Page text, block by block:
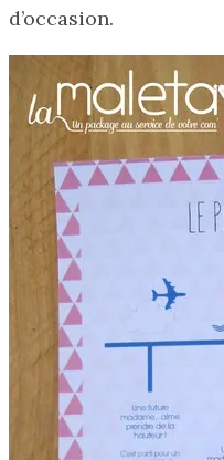
d’occasion.